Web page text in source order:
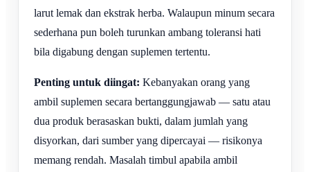
larut lemak dan ekstrak herba. Walaupun minum secara
sederhana pun boleh turunkan ambang toleransi hati
bila digabung dengan suplemen tertentu.
Penting untuk diingat: Kebanyakan orang yang
ambil suplemen secara bertanggungjawab — satu atau
dua produk berasaskan bukti, dalam jumlah yang
disyorkan, dari sumber yang dipercayai — risikonya
memang rendah. Masalah timbul apabila ambil